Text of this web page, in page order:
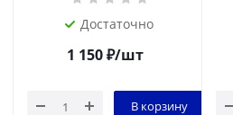
Достаточно
1 150₽/шт
В корзину